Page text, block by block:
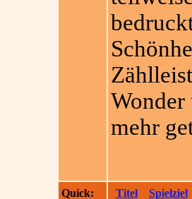
mehr
Quick: Titel Spielziel